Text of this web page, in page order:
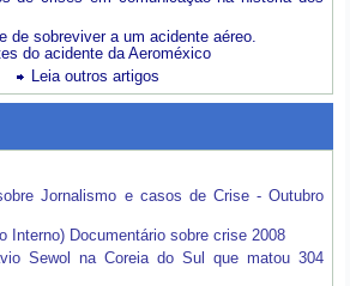
de sobreviver a um acidente aéreo.
do acidente da Aeroméxico
Leia outros artigos
Jornalismo e casos de Crise - Outubro
Interno) Documentário sobre crise 2008
Sewol na Coreia do Sul que matou 304